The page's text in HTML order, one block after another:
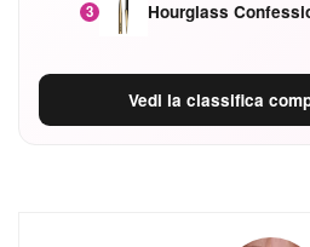
3
Vedi la classifica